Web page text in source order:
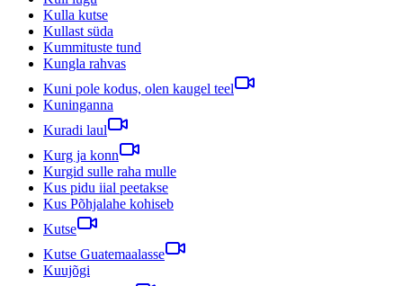
Kulla kutse
Kullast süda
Kummituste tund
Kungla rahvas
Kuni pole kodus, olen kaugel teel
Kuninganna
Kuradi laul
Kurg ja konn
Kurgid sulle raha mulle
Kus pidu iial peetakse
Kus Põhjalahe kohiseb
Kutse
Kutse Guatemaalasse
Kuujõgi